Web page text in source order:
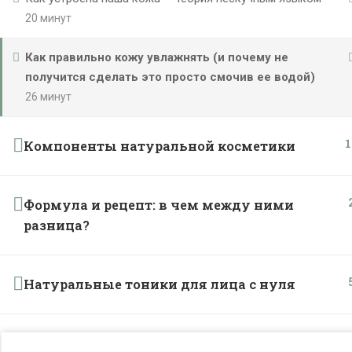
20 минут
Как правильно кожу увлажнять (и почему не
получится сделать это просто смочив ее водой)
26 минут
Компоненты натуральной косметики
Формула и рецепт: в чем между ними
разница?
Натуральные тоники для лица с нуля